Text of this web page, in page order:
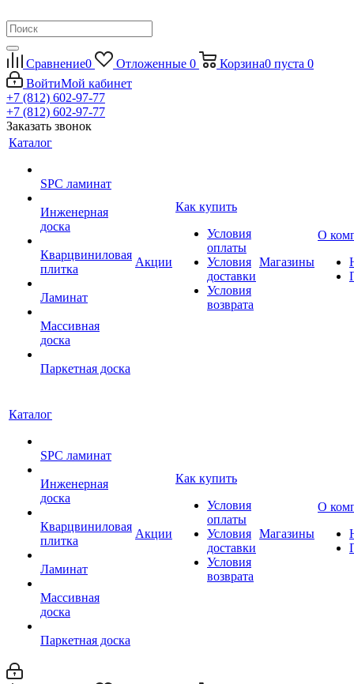
Сравнение0 Отложенные 0 Корзина0 пуста 0
ВойтиМой кабинет
+7 (812) 602-97-77
+7 (812) 602-97-77
Заказать звонок
Каталог
SPC ламинат
Инженерная
доска
Кварцвиниловая
плитка
Ламинат
Массивная
доска
Паркетная доска
Акции
Как купить
Условия
оплаты
Условия
доставки
Условия
возврата
Магазины
О
Каталог
SPC ламинат
Инженерная
доска
Кварцвиниловая
плитка
Ламинат
Массивная
доска
Паркетная доска
Акции
Как купить
Условия
оплаты
Условия
доставки
Условия
возврата
Магазины
О